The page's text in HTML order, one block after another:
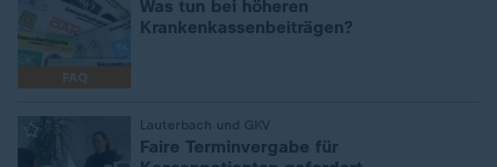
FAQ
Was tun bei höheren
Krankenkassenbeiträgen?
Lauterbach und GKV
Faire Terminvergabe für